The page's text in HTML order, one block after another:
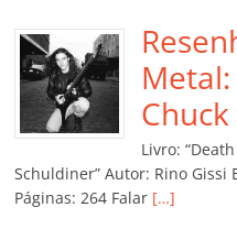
b
o
o
k
A
p
p
Livro:
Schuldiner” Autor: Rino Gissi
Páginas: 264 Falar […]